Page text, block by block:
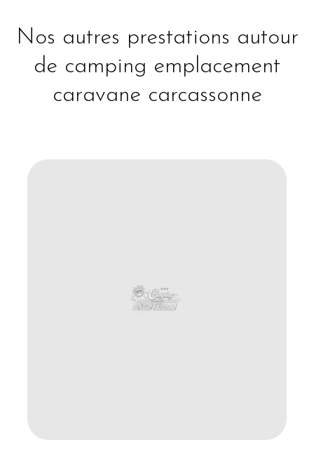
Nos autres prestations autour
de camping emplacement
caravane carcassonne